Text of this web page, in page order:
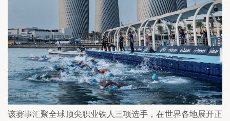
该赛事汇聚全球顶尖职业铁人三项选手，在世界各地展开正